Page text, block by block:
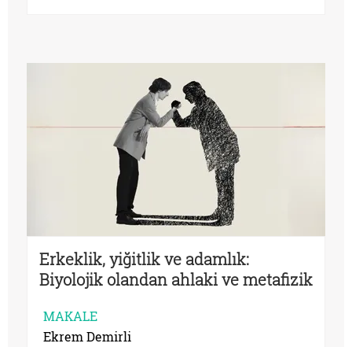
Erkeklik, yiğitlik ve adamlık:
Biyolojik olandan ahlaki ve metafizik
MAKALE
Ekrem Demirli